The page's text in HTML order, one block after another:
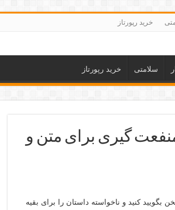
خرید رپورتاز
سلامتی خرید رپورتاز
گیری برای متن و
بگویید کنید و ناخواسته داستان را برای بقیه